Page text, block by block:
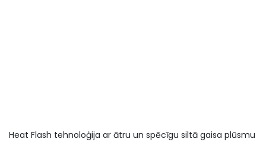
Heat Flash tehnoloģija ar ātru un spēcīgu siltā gaisa plūsmu